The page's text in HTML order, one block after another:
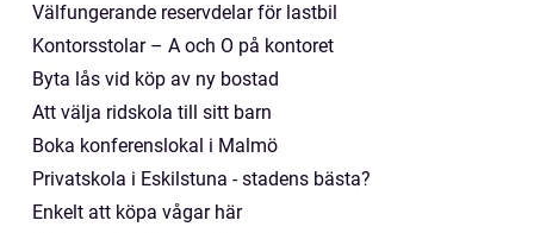
Välfungerande reservdelar för lastbil
Kontorsstolar – A och O på kontoret
Byta lås vid köp av ny bostad
Att välja ridskola till sitt barn
Boka konferenslokal i Malmö
Privatskola i Eskilstuna - stadens bästa?
Enkelt att köpa vågar här